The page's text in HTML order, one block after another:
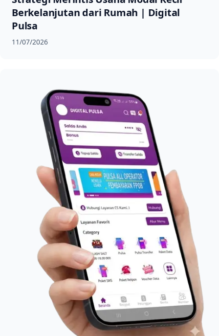
Berkelanjutan dari Rumah | Digital
Pulsa
11/07/2026